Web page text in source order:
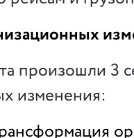
произошли 3
изменения: